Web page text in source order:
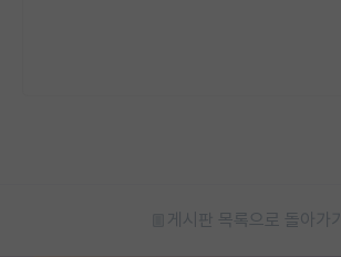
게시판 목록으로 돌아가기